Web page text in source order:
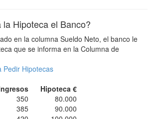
Hipoteca el Banco?
en la columna Sueldo Neto, el banco le
que se informa en la Columna de
Pedir Hipotecas
Hipoteca €
350
80.000
385
90.000